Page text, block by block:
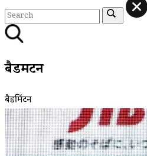
बैडमिंटन
बैडमिंटन